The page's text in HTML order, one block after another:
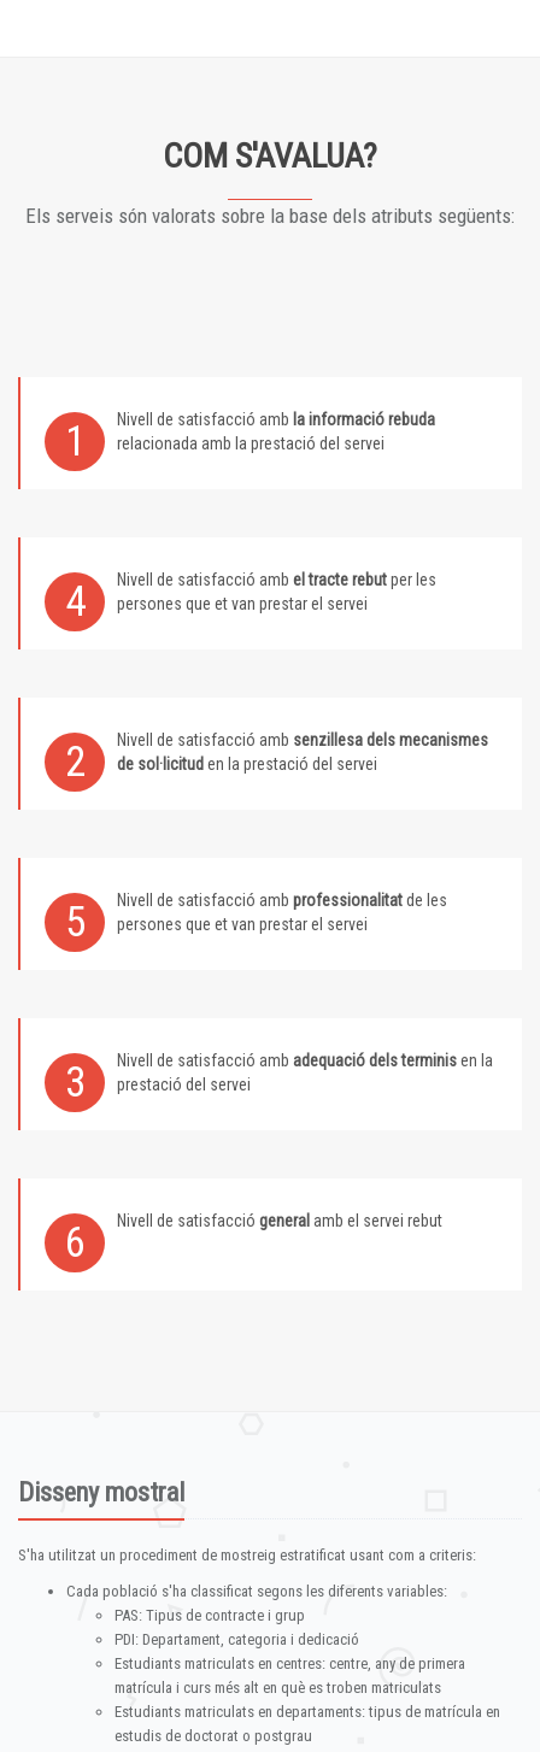
COM S'AVALUA?
Els serveis són valorats sobre la base dels atributs següents:
1 Nivell de satisfacció amb la informació rebuda
relacionada amb la prestació del servei
4 Nivell de satisfacció amb el tracte rebutper les
persones que et van prestar el servei
2 Nivell de satisfacció amb senzillesa dels mecanismes
de sol·licitud en la prestació del servei
5 Nivell de satisfacció amb professionalitatde les
persones que et van prestar el servei
3 Nivell de satisfacció amb adequació dels terminisen la
prestació del servei
6 Nivell de satisfacció general amb el servei rebut
Disseny mostral
S'ha utilitzat un procediment de mostreig estratificat usant com a criteris:
Cada població s'ha classificat segons les diferents variables:
PAS: Tipus de contracte i grup
PDI: Departament, categoria i dedicació
Estudiants matriculats en centres: centre, any de primera
matrícula i curs més alt en què es troben matriculats
Estudiants matriculats en departaments: tipus de matrícula en
estudis de doctorat o postgrau